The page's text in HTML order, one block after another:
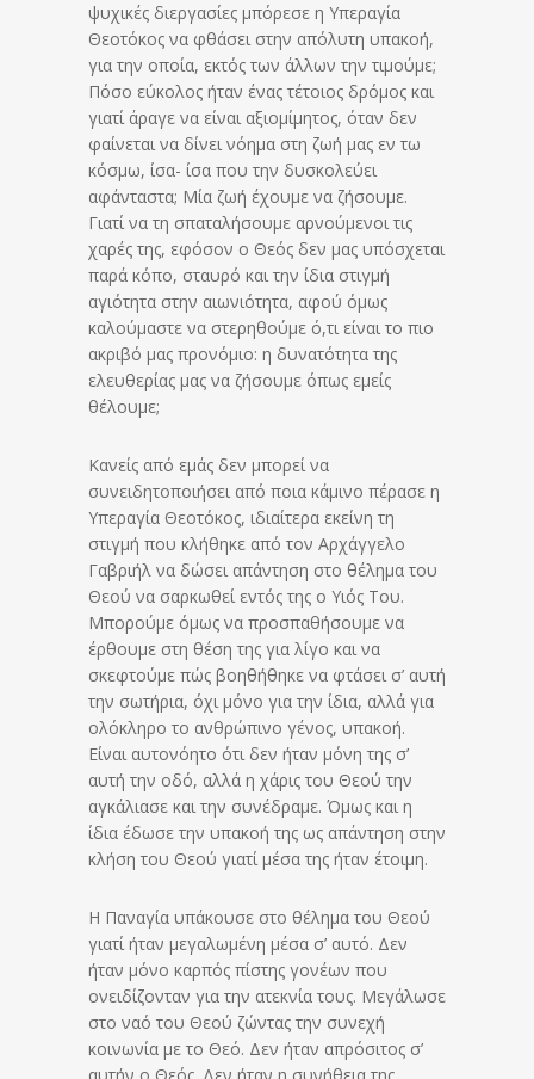
ψυχικές διεργασίες μπόρεσε η Υπεραγία
Θεοτόκος να φθάσει στην απόλυτη υπακοή,
για την οποία, εκτός των άλλων την τιμούμε;
Πόσο εύκολος ήταν ένας τέτοιος δρόμος και
γιατί άραγε να είναι αξιομίμητος, όταν δεν
φαίνεται να δίνει νόημα στη ζωή μας εν τω
κόσμω, ίσα- ίσα που την δυσκολεύει
αφάνταστα; Μία ζωή έχουμε να ζήσουμε.
Γιατί να τη σπαταλήσουμε αρνούμενοι τις
χαρές της, εφόσον ο Θεός δεν μας υπόσχεται
παρά κόπο, σταυρό και την ίδια στιγμή
αγιότητα στην αιωνιότητα, αφού όμως
καλούμαστε να στερηθούμε ό,τι είναι το πιο
ακριβό μας προνόμιο: η δυνατότητα της
ελευθερίας μας να ζήσουμε όπως εμείς
θέλουμε;
Κανείς από εμάς δεν μπορεί να
συνειδητοποιήσει από ποια κάμινο πέρασε η
Υπεραγία Θεοτόκος, ιδιαίτερα εκείνη τη
στιγμή που κλήθηκε από τον Αρχάγγελο
Γαβριήλ να δώσει απάντηση στο θέλημα του
Θεού να σαρκωθεί εντός της ο Υιός Του.
Μπορούμε όμως να προσπαθήσουμε να
έρθουμε στη θέση της για λίγο και να
σκεφτούμε πώς βοηθήθηκε να φτάσει σ’ αυτή
την σωτήρια, όχι μόνο για την ίδια, αλλά για
ολόκληρο το ανθρώπινο γένος, υπακοή.
Είναι αυτονόητο ότι δεν ήταν μόνη της σ’
αυτή την οδό, αλλά η χάρις του Θεού την
αγκάλιασε και την συνέδραμε. Όμως και η
ίδια έδωσε την υπακοή της ως απάντηση στην
κλήση του Θεού γιατί μέσα της ήταν έτοιμη.
Η Παναγία υπάκουσε στο θέλημα του Θεού
γιατί ήταν μεγαλωμένη μέσα σ’ αυτό. Δεν
ήταν μόνο καρπός πίστης γονέων που
ονειδίζονταν για την ατεκνία τους. Μεγάλωσε
στο ναό του Θεού ζώντας την συνεχή
κοινωνία με το Θεό. Δεν ήταν απρόσιτος σ’